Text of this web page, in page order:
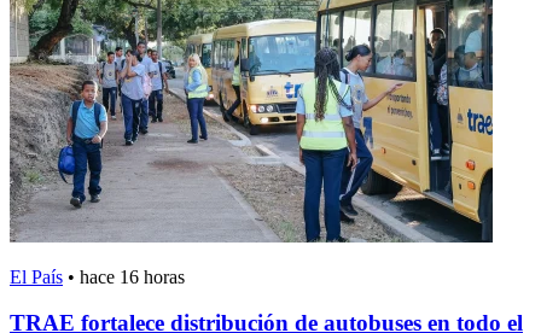
El País • hace 16 horas
TRAE fortalece distribución de autobuses en todo el